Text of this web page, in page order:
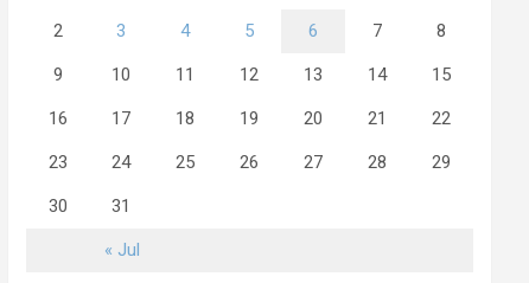
« Jul
2 3 4 5 6 7 8
9 10 11 12 13 14 15
16 17 18 19 20 21 22
23 24 25 26 27 28 29
30 31